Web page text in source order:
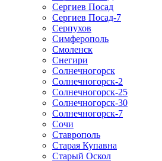
Сергиев Посад
Сергиев Посад-7
Серпухов
Симферополь
Смоленск
Снегири
Солнечногорск
Солнечногорск-2
Солнечногорск-25
Солнечногорск-30
Солнечногорск-7
Сочи
Ставрополь
Старая Купавна
Старый Оскол